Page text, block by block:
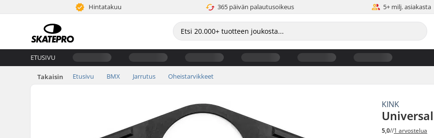
Hintatakuu 365 päivän palautusoikeus 5+ milj. asiakasta
ETUSIVU
Takaisin Etusivu BMX Jarrutus Oheistarvikkeet
KINK
5,0//1 arvostelua